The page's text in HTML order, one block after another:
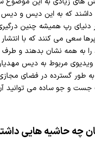
هات بت
که به این دیس و دیس
دنیای رپ همیشه چنین
سعی می کنند که با
را به همه نشان بدهند و طرف
مربوط به دیس مهدیار
به طور گسترده در فضای
جست و جو ساده می توانید
چه حاشیه هایی